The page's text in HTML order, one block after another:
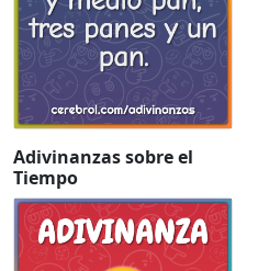
Adivinanzas sobre el
Tiempo